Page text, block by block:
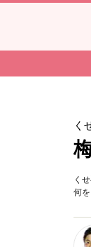
く
く
何